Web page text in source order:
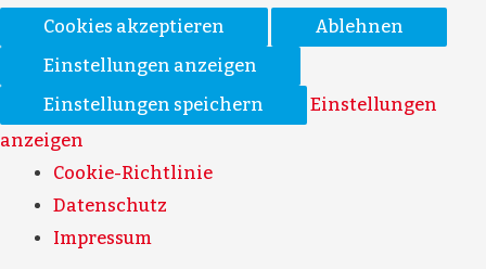
Cookies akzeptieren
Ablehnen
Einstellungen anzeigen
Einstellungen speichern
Einstellungen
anzeigen
Cookie-Richtlinie
Datenschutz
Impressum